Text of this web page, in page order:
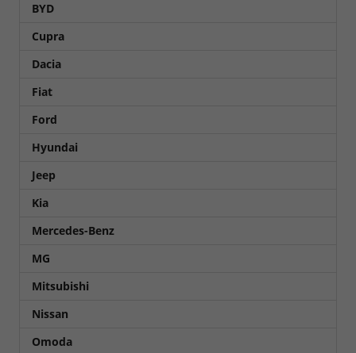
BYD
Cupra
Dacia
Fiat
Ford
Hyundai
Jeep
Kia
Mercedes-Benz
MG
Mitsubishi
Nissan
Omoda